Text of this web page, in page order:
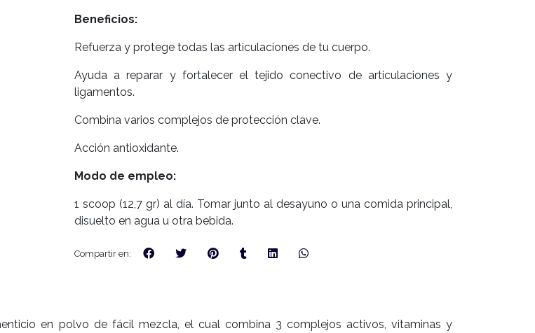
Beneficios:
Refuerza y protege todas las articulaciones de tu cuerpo.
Ayuda a reparar y fortalecer el tejido conectivo de articulaciones y
ligamentos.
Combina varios complejos de protección clave.
Acción antioxidante.
Modo de empleo:
1 scoop (12,7 gr) al día. Tomar junto al desayuno o una comida principal,
disuelto en agua u otra bebida.
Compartir en:
en polvo de fácil mezcla, el cual combina 3 complejos activos, vitaminas y